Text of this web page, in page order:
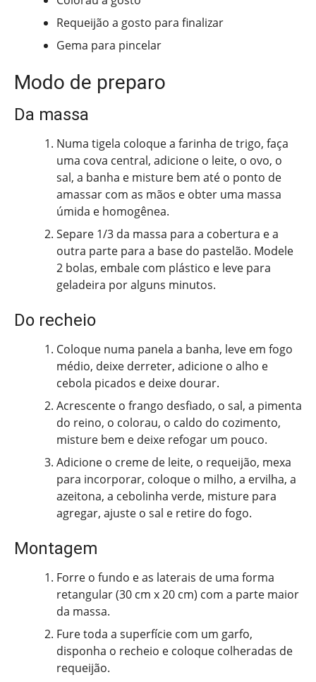
Requeijão a gosto para finalizar
Gema para pincelar
Modo de preparo
Da massa
Numa tigela coloque a farinha de trigo, faça
uma cova central, adicione o leite, o ovo, o
sal, a banha e misture bem até o ponto de
amassar com as mãos e obter uma massa
úmida e homogênea.
Separe 1/3 da massa para a cobertura e a
outra parte para a base do pastelão. Modele
2 bolas, embale com plástico e leve para
geladeira por alguns minutos.
Do recheio
Coloque numa panela a banha, leve em fogo
médio, deixe derreter, adicione o alho e
cebola picados e deixe dourar.
Acrescente o frango desfiado, o sal, a pimenta
do reino, o colorau, o caldo do cozimento,
misture bem e deixe refogar um pouco.
Adicione o creme de leite, o requeijão, mexa
para incorporar, coloque o milho, a ervilha, a
azeitona, a cebolinha verde, misture para
agregar, ajuste o sal e retire do fogo.
Montagem
Forre o fundo e as laterais de uma forma
retangular (30 cm x 20 cm) com a parte maior
da massa.
Fure toda a superfície com um garfo,
disponha o recheio e coloque colheradas de
requeijão.